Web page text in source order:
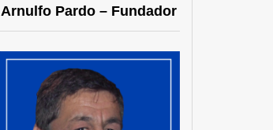
Arnulfo Pardo – Fundador